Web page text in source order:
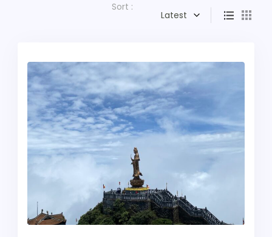
Sort :
Latest